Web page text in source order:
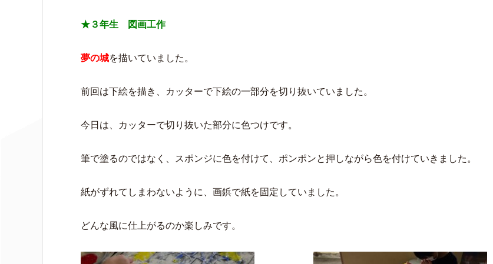
★３年生 図画工作
夢の城を描いていました。
前回は下絵を描き、カッターで下絵の一部分を切り抜いていました。
今日は、カッターで切り抜いた部分に色つけです。
筆で塗るのではなく、スポンジに色を付けて、ポンポンと押しながら色を付けていきました。
紙がずれてしまわないように、画鋲で紙を固定していました。
どんな風に仕上がるのか楽しみです。